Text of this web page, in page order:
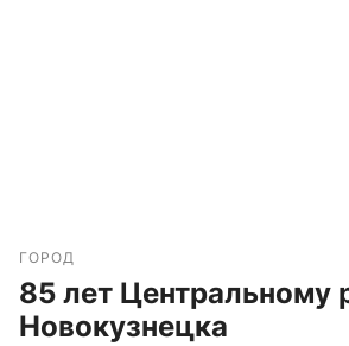
ГОРОД
85 лет Центральному
Новокузнецка